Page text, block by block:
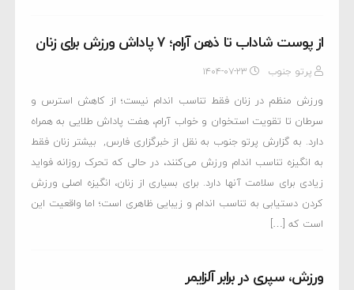
از پوست شاداب تا ذهن آرام؛ ۷ پاداش ورزش برای زنان
پرتو جنوب ۱۴۰۴-۰۷-۲۳
ورزش منظم در زنان فقط تناسب اندام نیست؛ از کاهش استرس و
سرطان تا تقویت استخوان و خواب آرام، هفت پاداش طلایی به همراه
دارد. به گزارش پرتو جنوب به نقل از خبرگزاری فارس, بیشتر زنان فقط
به انگیزه تناسب اندام ورزش می‌کنند، در حالی که تحرک روزانه فواید
زیادی برای سلامت آنها دارد. برای بسیاری از زنان، انگیزه اصلی ورزش
کردن دستیابی به تناسب اندام و زیبایی ظاهری است؛ اما واقعیت این
است که […]
ورزش، سپری در برابر آلزایمر